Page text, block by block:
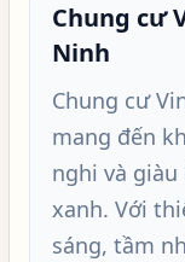
Chung cư
Ninh
Chung cư
mang đến
nghi và
xanh. Với
sáng, tầm